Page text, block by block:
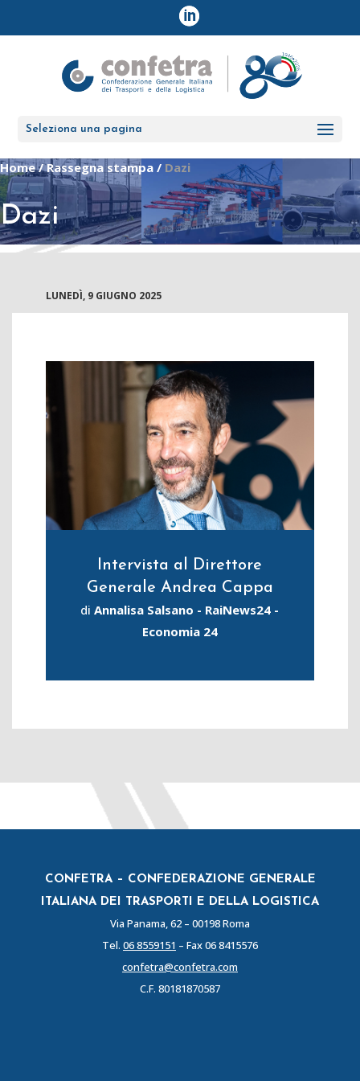
Seleziona una pagina
Home/Rassegna stampa / Dazi
Dazi
LUNEDÌ, 9 GIUGNO 2025
Intervista al Direttore
Generale Andrea Cappa
diAnnalisa Salsano - RaiNews24 -
Economia 24
CONFETRA – CONFEDERAZIONE GENERALE
ITALIANA DEI TRASPORTI E DELLA LOGISTICA
Via Panama, 62 – 00198 Roma
Tel. 06 8559151 – Fax 06 8415576
confetra@confetra.com
C.F. 80181870587